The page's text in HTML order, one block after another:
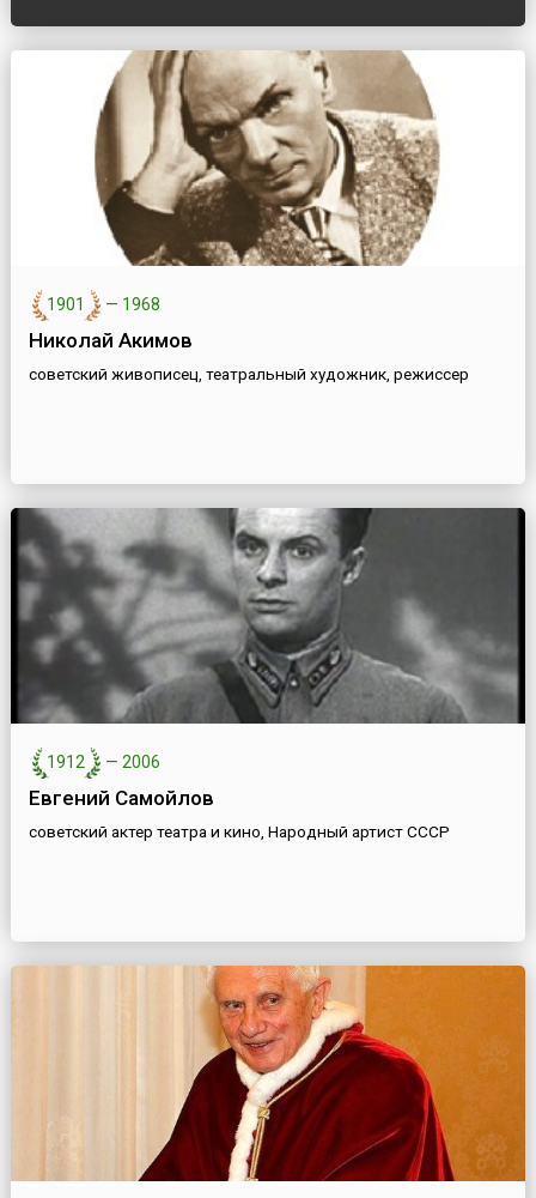
1901 — 1968
Николай Акимов
советский живописец, театральный художник, режиссер
1912 — 2006
Евгений Самойлов
советский актер театра и кино, Народный артист СССР